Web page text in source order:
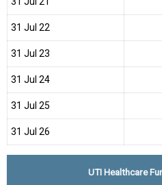
31 Jul 22
31 Jul 23
31 Jul 24
31 Jul 25
31 Jul 26
UTI Healthcare